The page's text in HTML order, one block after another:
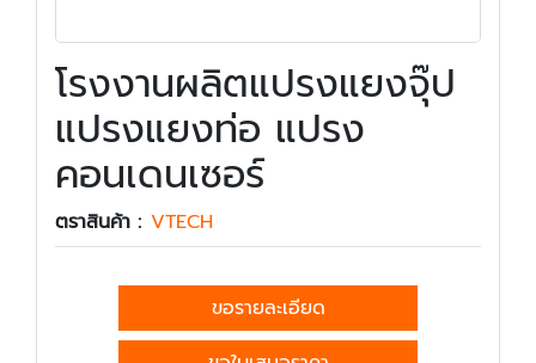
โรงงานผลิตแปรงแยงจุ๊ป
แปรงแยงท่อ แปรง
คอนเดนเซอร์
ตราสินค้า : VTECH
ขอรายละเอียด